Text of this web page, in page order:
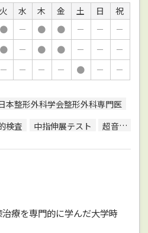
火 水 木 金 土 日
祝
● － ● ● － －
－
● － ● ● － －
－
－ － － － ● － －
本整形外科学会整形外科専門医
検査 中指伸展テスト 超音波検査
療を専門的に学んだ大学時